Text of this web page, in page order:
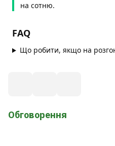
на сотню.
FAQ
Що робити, якщо на
Обговорення